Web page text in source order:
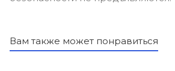
Вам также может понравиться